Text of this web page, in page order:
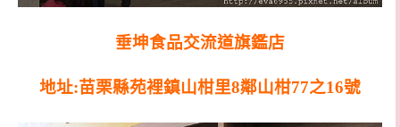
垂坤食品交流道旗鑑店
地址:苗栗縣苑裡鎮山柑里8鄰山柑77之16號